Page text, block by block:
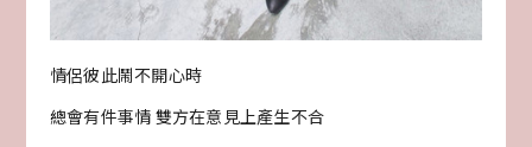
情侶彼此鬧不開心時
總會有件事情 雙方在意見上產生不合